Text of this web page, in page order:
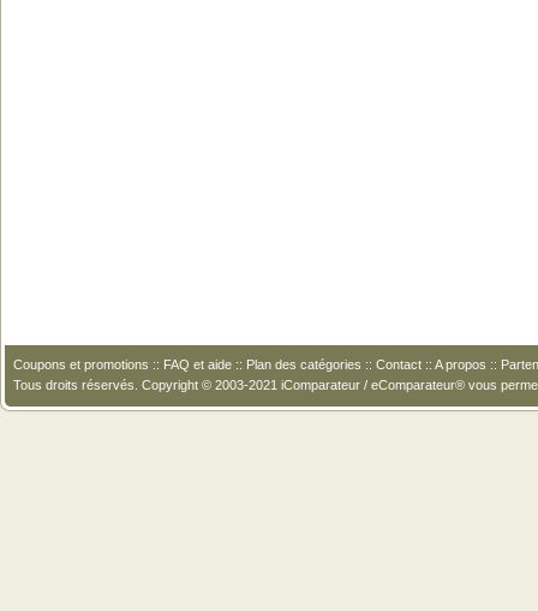
Coupons et promotions :: FAQ et aide :: Plan des catégories :: Contact :: A propos ::
Tous droits réservés. Copyright © 2003-2021 iComparateur / eComparateur® vous